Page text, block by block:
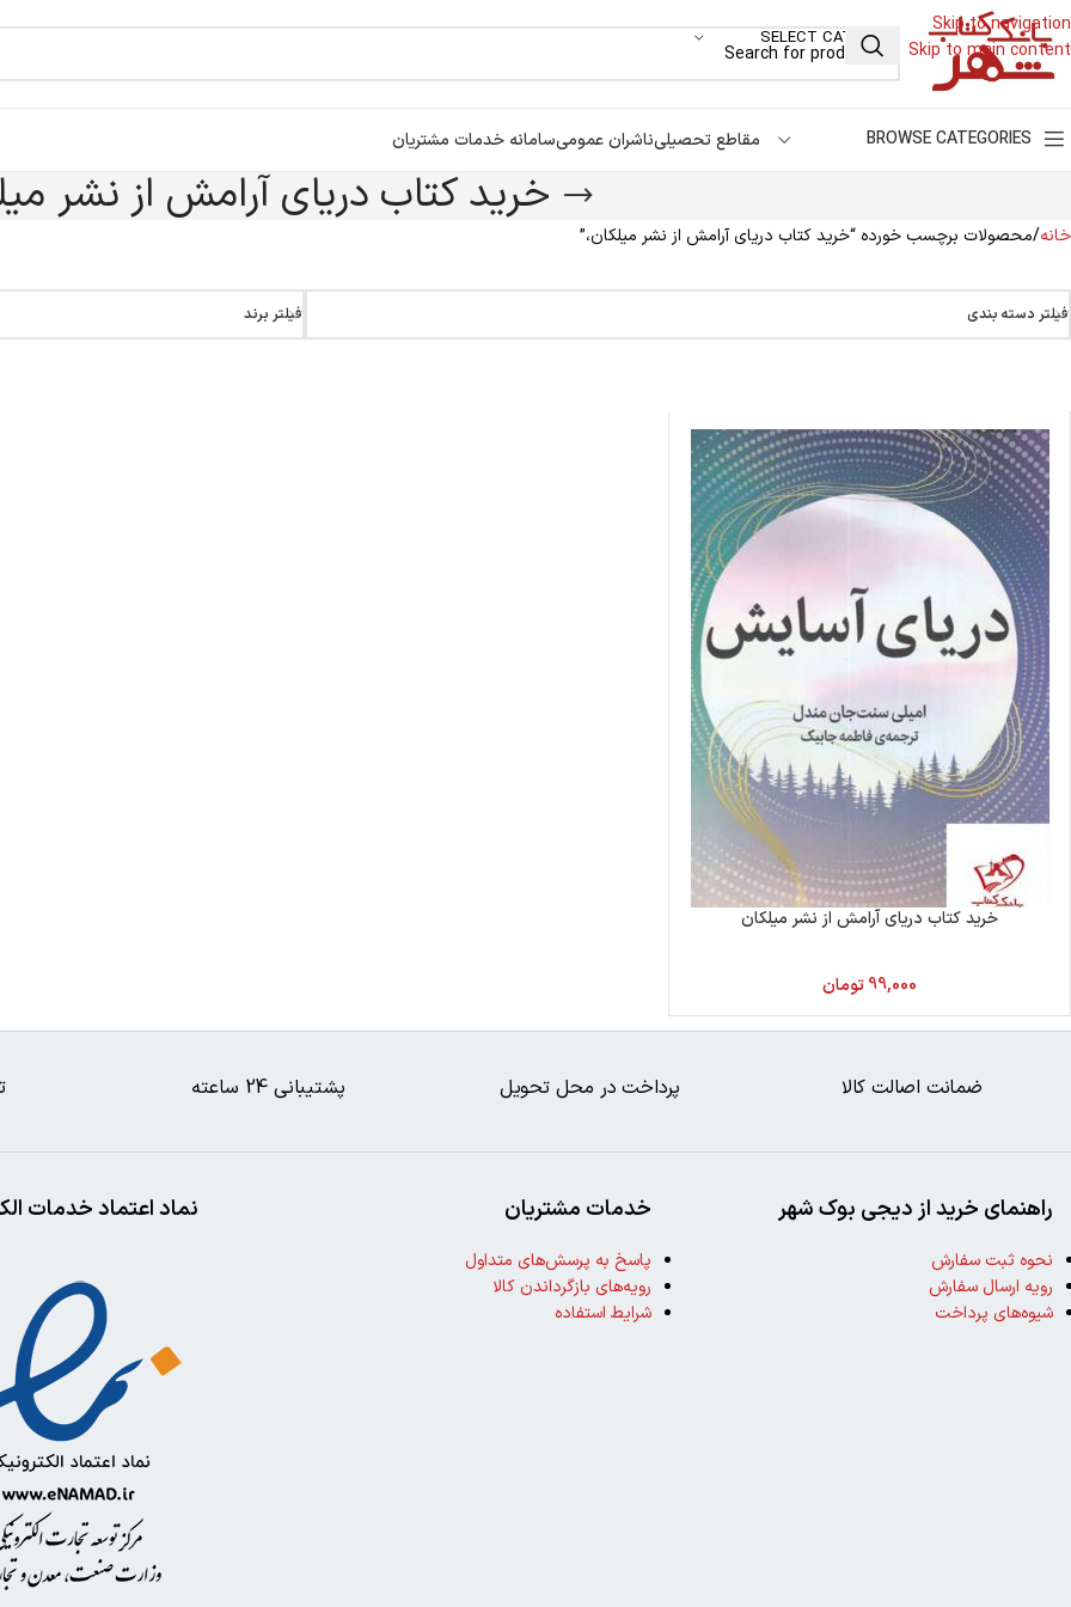
Skip to navigation
Skip to main content
SELECT CATEGORY
BROWSE CATEGORIES مقاطع تحصیلیناشران عمومیسامانه خدمات مشتریان
خرید کتاب دریای آرامش از نشر
خانه محصولات برچسب خورده “خرید کتاب دریای آرامش از نشر میلکان،”
فیلتر دسته بندی فیلتر برند
خرید کتاب دریای آرامش از نشر میلکان
99,000تومان
ضمانت اصالت کالا پرداخت در محل تحویل پشتیبانی 24 ساعته
نماد اعتماد خدمات خدمات مشتریان
پاسخ به پرسش‌های متداول
رویه‌های بازگرداندن کالا
شرایط استفاده
راهنمای خرید از دیجی بوک شهر
نحوه ثبت سفارش
رویه ارسال سفارش
شیوه‌های پرداخت